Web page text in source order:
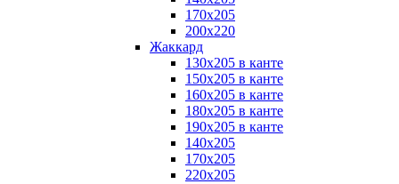
170х205
200х220
Жаккард
130х205 в канте
150х205 в канте
160х205 в канте
180х205 в канте
190х205 в канте
140х205
170х205
220х205